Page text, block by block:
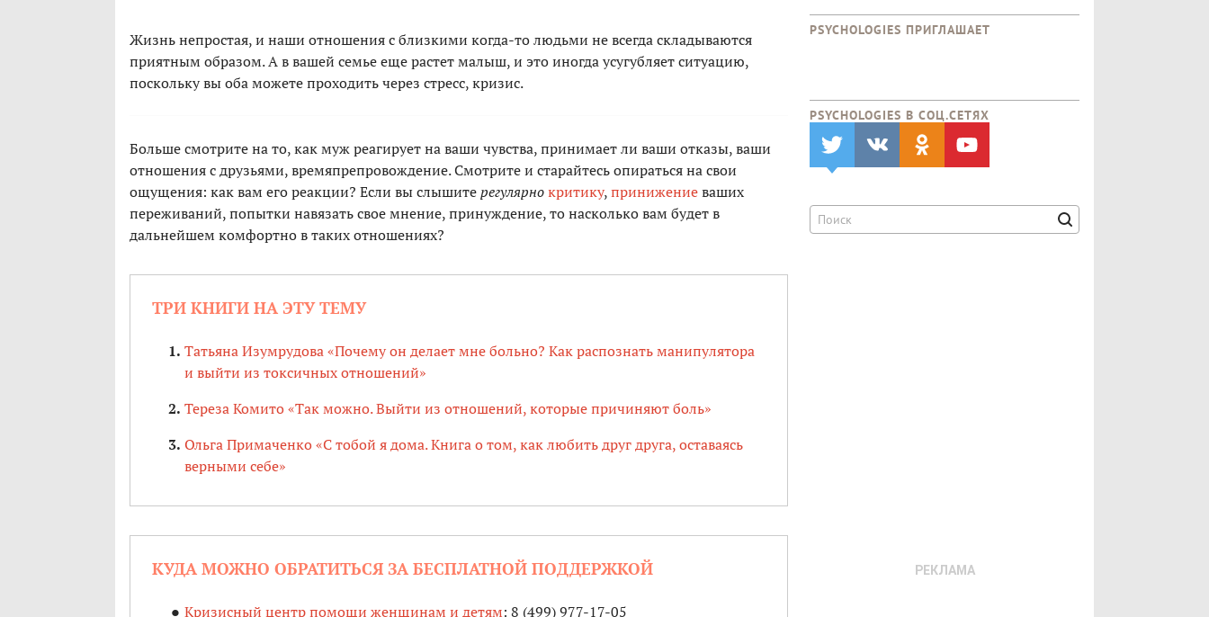
Жизнь непростая, и наши отношения с близкими когда-то людьми не всегда складываются
приятным образом. А в вашей семье еще растет малыш, и это иногда усугубляет ситуацию,
поскольку вы оба можете проходить через стресс, кризис.
Больше смотрите на то, как муж реагирует на ваши чувства, принимает ли ваши отказы, ваши
отношения с друзьями, времяпрепровождение. Смотрите и старайтесь опираться на свои
ощущения: как вам его реакции? Если вы слышитерегулярнокритику,принижениеваших
переживаний, попытки навязать свое мнение, принуждение, то насколько вам будет в
дальнейшем комфортно в таких отношениях?
ТРИ КНИГИ НА ЭТУ ТЕМУ
Татьяна Изумрудова «Почему он делает мне больно? Как распознать манипулятора
и выйти из токсичных отношений»
Тереза Комито «Так можно. Выйти из отношений, которые причиняют боль»
Ольга Примаченко «С тобой я дома. Книга о том, как любить друг друга, оставаясь
верными себе»
КУДА МОЖНО ОБРАТИТЬСЯ ЗА БЕСПЛАТНОЙ ПОДДЕРЖКОЙ
Кризисный центр помощи женщинам и детям: 8 (499) 977-17-05
PSYCHOLOGIES ПРИГЛАШАЕТ
PSYCHOLOGIES В CОЦ.СЕТЯХ